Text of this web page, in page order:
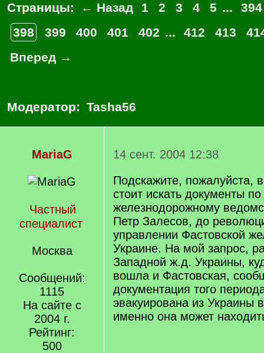
Страницы: ← Назад 1 2 3 4 5 ...
394
398
399 400 401 402 ... 412 413
Вперед →
Модератор: Tasha56
MariaG
Частный
специалист
Москва
Сообщений:
1115
На сайте с
2004 г.
Рейтинг:
500
14 сент. 2004 12:38
Подскажите, пожалуйста,
стоит искать документы по
железнодорожному
Петр Залесов, до
управлении Фастовской
Украине. На мой запрос,
Западной ж.д. Украины,
вошла и Фастовская,
документация того
эвакуирована из Украины
именно она может